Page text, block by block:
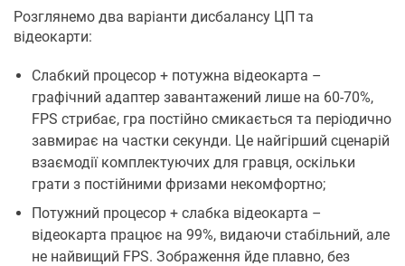
Розглянемо два варіанти дисбалансу ЦП та
відеокарти:
Слабкий процесор + потужна відеокарта –
графічний адаптер завантажений лише на 60-70%,
FPS стрибає, гра постійно смикається та періодично
завмирає на частки секунди. Це найгірший сценарій
взаємодії комплектуючих для гравця, оскільки
грати з постійними фризами некомфортно;
Потужний процесор + слабка відеокарта –
відеокарта працює на 99%, видаючи стабільний, але
не найвищий FPS. Зображення йде плавно, без